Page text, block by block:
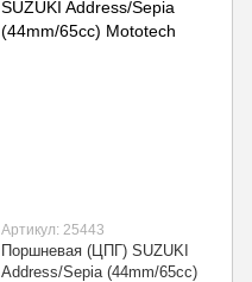
Артикул: 25443
Поршневая (ЦПГ) SUZUKI
Address/Sepia (44mm/65cc)